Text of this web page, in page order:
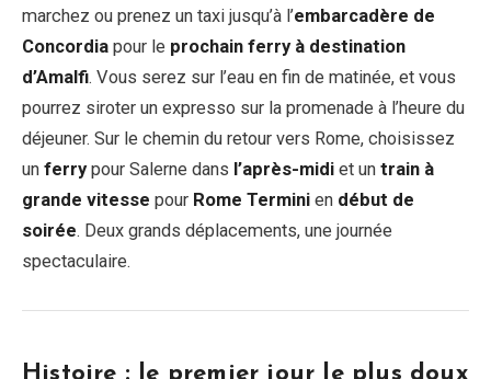
marchez ou prenez un taxi jusqu’à l’embarcadère de
Concordia pour le prochain ferry à destination
d’Amalfi. Vous serez sur l’eau en fin de matinée, et vous
pourrez siroter un expresso sur la promenade à l’heure du
déjeuner. Sur le chemin du retour vers Rome, choisissez
un ferrypour Salerne dans l’après-midi et un train à
grande vitesse pour Rome Termini en début de
soirée. Deux grands déplacements, une journée
spectaculaire.